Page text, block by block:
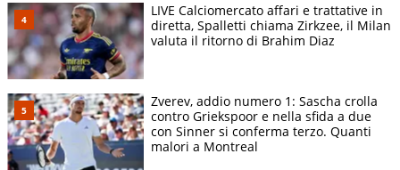
LIVE Calciomercato affari e trattative in
diretta, Spalletti chiama Zirkzee, il Milan
valuta il ritorno di Brahim Diaz
Zverev, addio numero 1: Sascha crolla
contro Griekspoor e nella sfida a due
con Sinner si conferma terzo. Quanti
malori a Montreal